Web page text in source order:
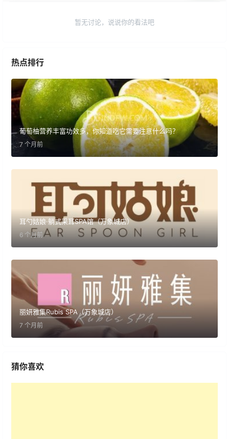
暂无讨论，说说你的看法吧
热点排行
葡萄柚营养丰富功效多，你知道吃它需要注意什么吗？
7 个月前
耳勺姑娘·躺式采耳SPA馆（万象城店）
6 个月前
丽妍雅集Rubis SPA（万象城店）
7 个月前
猜你喜欢